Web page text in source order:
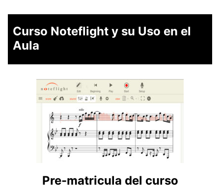
¿Porque Los Cursos Son Gratuitos?
Contacto
Curso Noteflight y su Uso en el
Aula
Pre-matricula del curso